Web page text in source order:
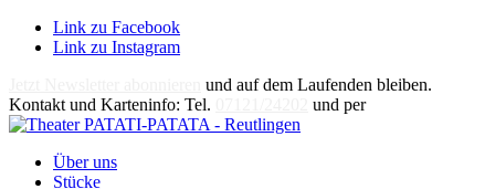
Link zu Facebook
Link zu Instagram
und auf dem Laufenden bleiben.
Kontakt und Karteninfo: Tel.
und per
Über uns
Stücke